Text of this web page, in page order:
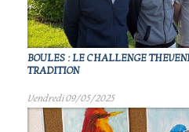
BOULES : LE CHALLENGE
TRADITION
Vendredi 09/05/2025